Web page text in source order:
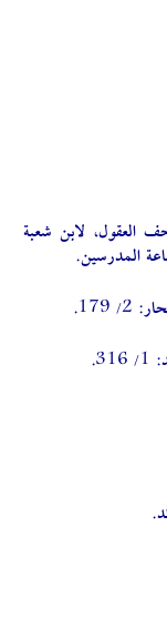
78/ 288، عن تحف العقول، لابن شعبة